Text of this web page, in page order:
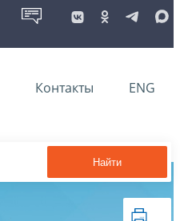
Контакты ENG
Найти